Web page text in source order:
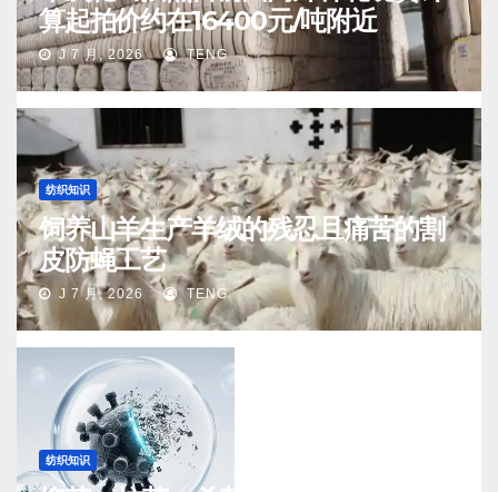
算起拍价约在16400元/吨附近
J 7 月, 2026 TENG
纺织知识
饲养山羊生产羊绒的残忍且痛苦的割
皮防蝇工艺
J 7 月, 2026 TENG
纺织知识